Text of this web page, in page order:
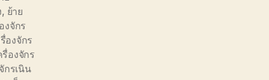
, ย้าย
งจักร
องจักร
รื่องจักร
กรเนิน